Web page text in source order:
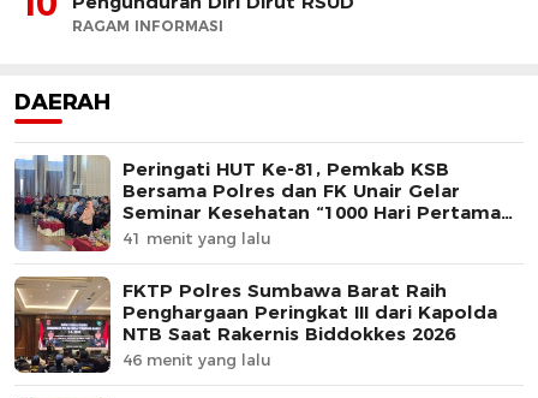
RAGAM INFORMASI
DAERAH
Peringati HUT Ke-81, Pemkab KSB
Bersama Polres dan FK Unair Gelar
Seminar Kesehatan “1000 Hari Pertama
Kehidupan”
41 menit yang lalu
FKTP Polres Sumbawa Barat Raih
Penghargaan Peringkat III dari Kapolda
NTB Saat Rakernis Biddokkes 2026
46 menit yang lalu